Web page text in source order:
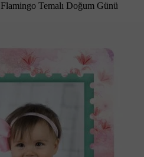
Flamingo Temalı Doğum Günü